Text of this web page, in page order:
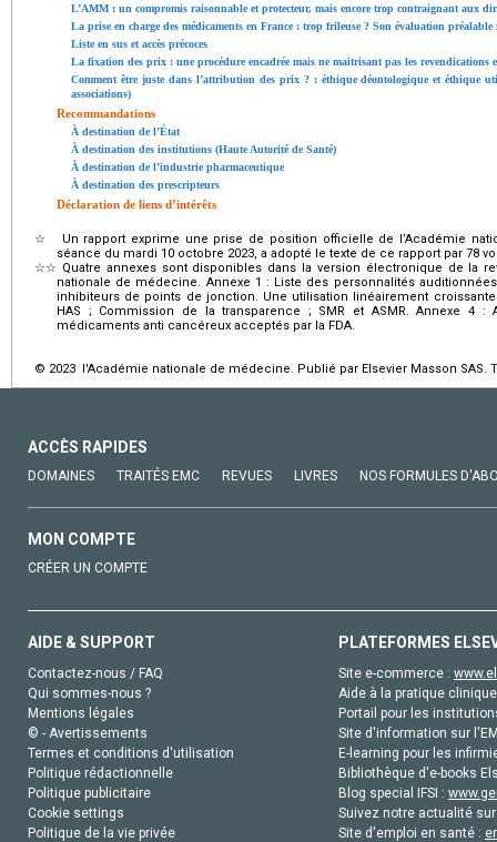
L’AMM : un compromis raisonnable et protecteur, mais encore trop contraignant aux
La prise en charge des médicaments en France : trop frileuse ? Son évaluation préalable
Liste en sus et accès précoces
La fixation des prix : une procédure encadrée mais ne maitrisant pas les revendications
Comment être juste dans l’attribution des prix ? : éthique déontologique et éthique
associations)
Recommandations
À destination de l’État
À destination des institutions (Haute Autorité de Santé)
À destination de l’industrie pharmaceutique
À destination des prescripteurs
Déclaration de liens d’intérêts
☆
Un rapport exprime une prise de position officielle de l’Académie
séance du mardi 10 octobre 2023, a adopté le texte de ce rapport par 78
☆☆ Quatre annexes sont disponibles dans la version électronique de la
nationale de médecine. Annexe 1 : Liste des personnalités
inhibiteurs de points de jonction. Une utilisation linéairement
HAS ; Commission de la transparence ; SMR et ASMR. Annexe 4
médicaments anti cancéreux acceptés par la FDA.
© 2023 l'Académie nationale de médecine. Publié par Elsevier Masson SAS.
ACCÈS RAPIDES
DOMAINES TRAITÉS EMC REVUES LIVRES NOS FORMULES
MON COMPTE
CRÉER UN COMPTE
AIDE & SUPPORT
Contactez-nous / FAQ
Qui sommes-nous ?
Mentions légales
© - Avertissements
Termes et conditions d'utilisation
Politique rédactionnelle
Politique publicitaire
Cookie settings
Politique de la vie privée
PLATEFORMES
Site e-commerce :
Aide à la pratique
Portail pour les
Site d'information sur
E-learning pour les
Bibliothèque d'e-books
Blog special IFSI :
Suivez notre actualité
Site d'emploi en santé :